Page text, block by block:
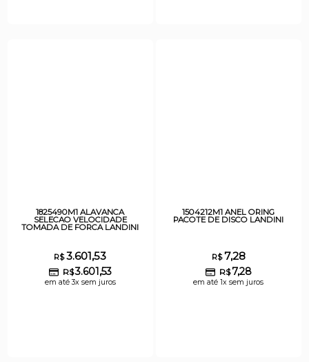
1825490M1 ALAVANCA
SELECAO VELOCIDADE
TOMADA DE FORCA LANDINI
R$3.601,53
R$3.601,53
em até 3x sem juros
1504212M1 ANEL ORING
PACOTE DE DISCO LANDINI
R$7,28
R$7,28
em até 1x sem juros